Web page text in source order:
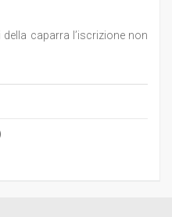
caparra l’iscrizione non